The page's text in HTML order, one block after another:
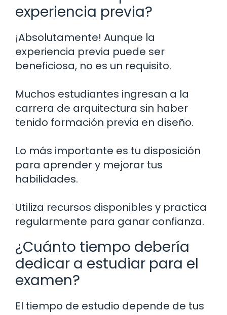
experiencia previa?
¡Absolutamente! Aunque la
experiencia previa puede ser
beneficiosa, no es un requisito.
Muchos estudiantes ingresan a la
carrera de arquitectura sin haber
tenido formación previa en diseño.
Lo más importante es tu disposición
para aprender y mejorar tus
habilidades.
Utiliza recursos disponibles y practica
regularmente para ganar confianza.
¿Cuánto tiempo debería
dedicar a estudiar para el
examen?
El tiempo de estudio depende de tus